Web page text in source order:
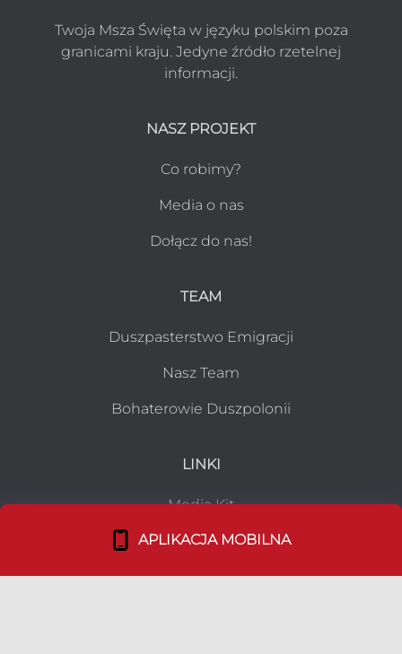
Twoja Msza Święta w języku polskim poza
granicami kraju. Jedyne źródło rzetelnej
informacji.
NASZ PROJEKT
Co robimy?
Media o nas
Dołącz do nas!
TEAM
Duszpasterstwo Emigracji
Nasz Team
Bohaterowie Duszpolonii
LINKI
Media Kit
Ulotki
APLIKACJA MOBILNA